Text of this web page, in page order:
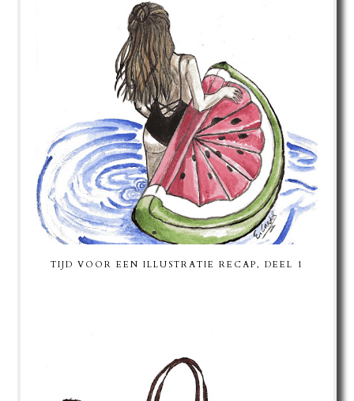
TIJD VOOR EEN ILLUSTRATIE RECAP, DEEL 1